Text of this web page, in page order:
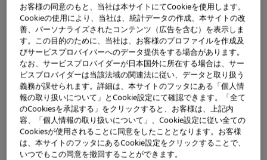
DesignTide in Tokyo2007
「タナカカツキの顔ハメ☆パノラーーーマ！」は、コンパ
クトデジタルカメラ「μ1200」(2007年10月12日発売)搭載の
次世代パノラマ機能を使って、ギャラリー内で撮影できる
体感イベントです。
お客様の同意のもと、当社は本サイトにてCookieを使用します。
Cookieの使用により、当社は、統計データの作成、本サイトの改
善、パーソナライズされたコンテンツ（広告を含む）を表示しま
す。この目的のために、当社は、お客様のプロファイルを作成及
びサービスプロバイバーへのデータ提供をする場合があります。
なお、サービスプロバイダーが日本国外に所在する場合は、サー
ビスプロバイダーは当該法域の関連法に従い、データと取り扱う
義務が課せられます。詳細は、本サイトのフッタにある「個人情
報の取り扱いについて」とCookie設定にて確認できます。「全て
のCookiesを承認する」をクリックすると、お客様は、上記内
容、「個人情報の取り扱いについて」、Cookie設定に従い全ての
Cookiesが使用されることに同意をしたこととなります。お客様
は、本サイトのフッタにあるCookie設定をクリックすることで、
いつでもこの同意を撤回することができます。